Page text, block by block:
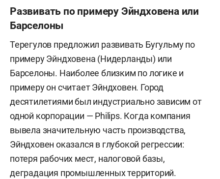
Развивать по примеру Эйндховена или
Барселоны
Терегулов предложил развивать Бугульму по
примеру Эйндховена (Нидерланды) или
Барселоны. Наиболее близким по логике и
примеру он считает Эйндховен. Город
десятилетиями был индустриально зависим от
одной корпорации — Philips. Когда компания
вывела значительную часть производства,
Эйндховен оказался в глубокой регрессии:
потеря рабочих мест, налоговой базы,
деградация промышленных территорий.